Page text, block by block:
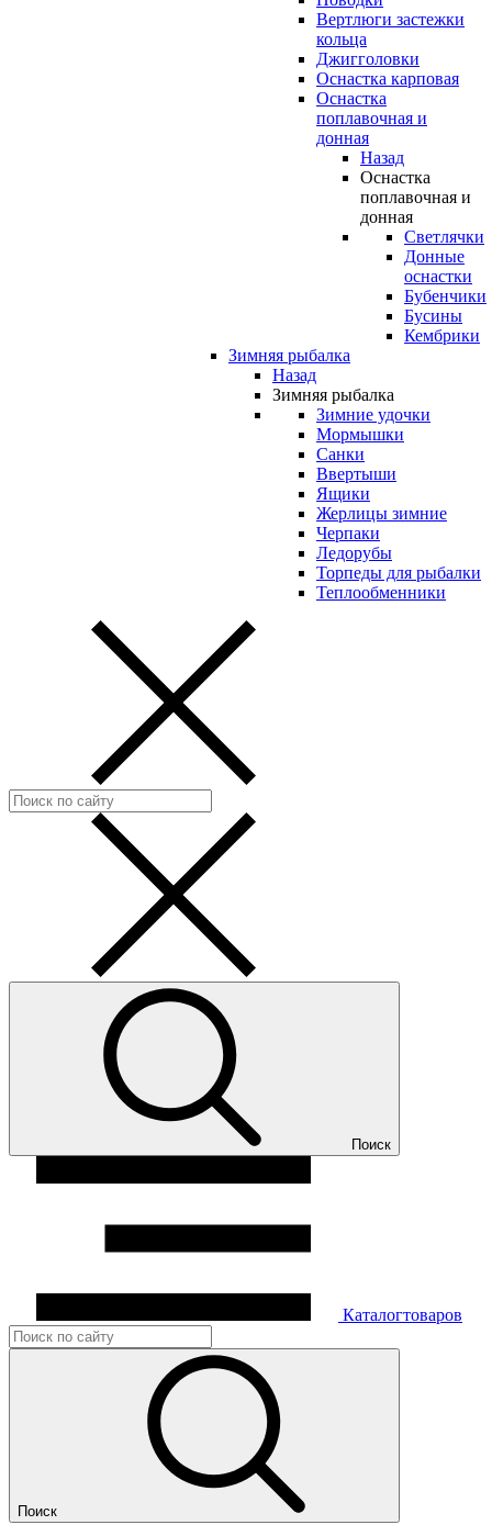
Вертлюги застежки
кольца
Джигголовки
Оснастка карповая
Оснастка
поплавочная и
донная
Назад
Оснастка
поплавочная и
донная
Светлячки
Донные
оснастки
Бубенчики
Бусины
Кембрики
Зимняя рыбалка
Назад
Зимняя рыбалка
Зимние удочки
Мормышки
Санки
Ввертыши
Ящики
Жерлицы зимние
Черпаки
Ледорубы
Торпеды для рыбалки
Теплообменники
Поиск
Каталогтоваров
Поиск